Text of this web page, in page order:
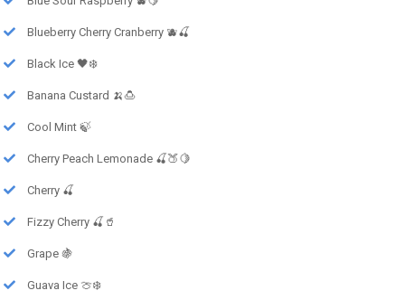
Blueberry Cherry Cranberry 🫐🍒
Black Ice 🖤❄️
Banana Custard 🍌🍮
Cool Mint 🍃
Cherry Peach Lemonade 🍒🍑🍋
Cherry 🍒
Fizzy Cherry 🍒🥤
Grape 🍇
Guava Ice 🍈❄️